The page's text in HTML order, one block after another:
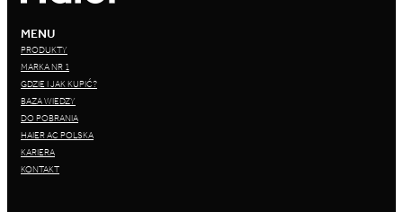
MENU
PRODUKTY
MARKA NR 1
GDZIE I JAK KUPIĆ?
BAZA WIEDZY
DO POBRANIA
HAIER AC POLSKA
KARIERA
KONTAKT